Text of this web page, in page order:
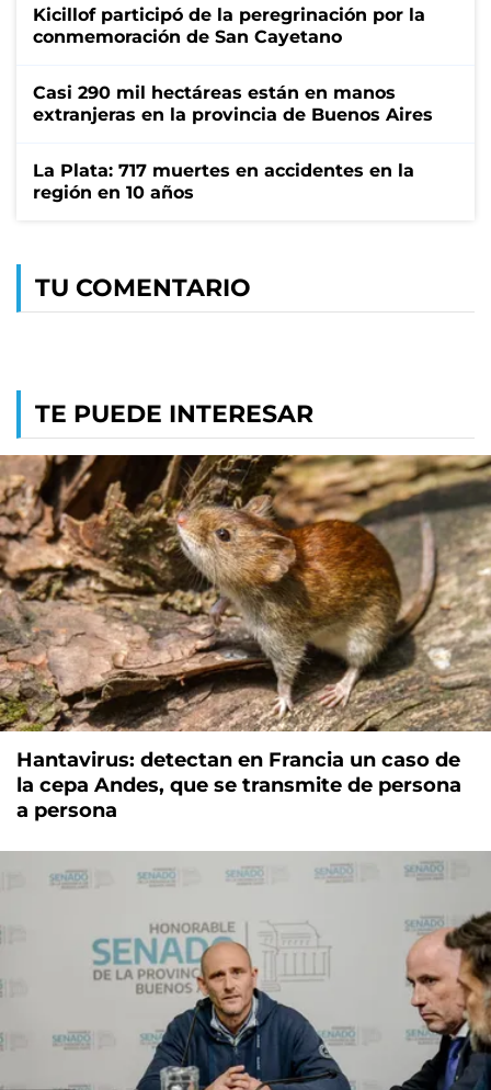
Kicillof participó de la peregrinación por la
conmemoración de San Cayetano
Casi 290 mil hectáreas están en manos
extranjeras en la provincia de Buenos Aires
La Plata: 717 muertes en accidentes en la
región en 10 años
TU COMENTARIO
TE PUEDE INTERESAR
Hantavirus: detectan en Francia un caso de
la cepa Andes, que se transmite de persona
a persona